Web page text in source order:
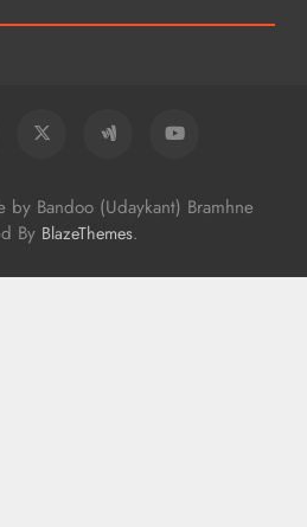
Bandoo (Udaykant) Bramhne
By BlazeThemes.